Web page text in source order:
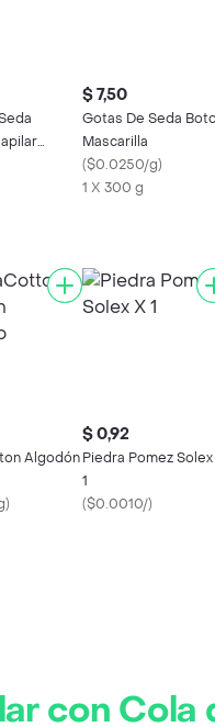
$ 7,50
Gotas De Seda
Mascarilla
($0.0250/g)
1 X 300 g
Algodón
)
$ 0,92
Piedra Pomez Solex
1
($0.0010/)
con Cola